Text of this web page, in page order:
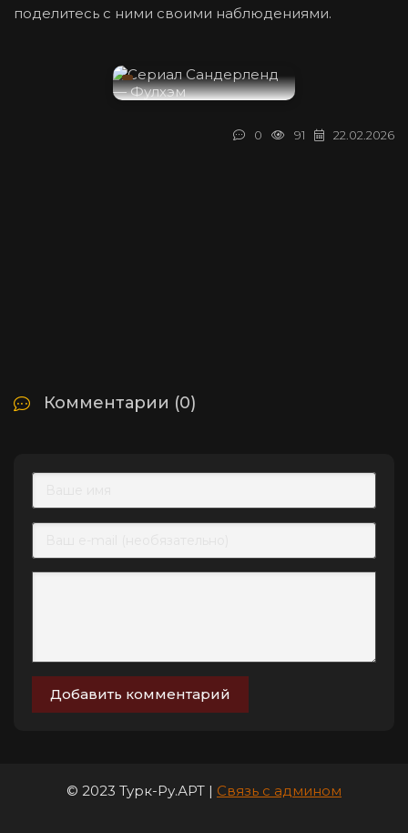
поделитесь с ними своими наблюдениями.
22.02.2026
91
0
Комментарии (0)
Добавить комментарий
© 2023 Турк-Ру.АРТ | Связь с админом